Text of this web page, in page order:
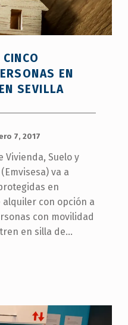
EN
SEVILLA
7, 2017
Vivienda, Suelo y
va a
en
con opción a
con movilidad
en silla de…